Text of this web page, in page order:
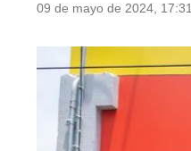
09 de mayo de 2024, 17:31